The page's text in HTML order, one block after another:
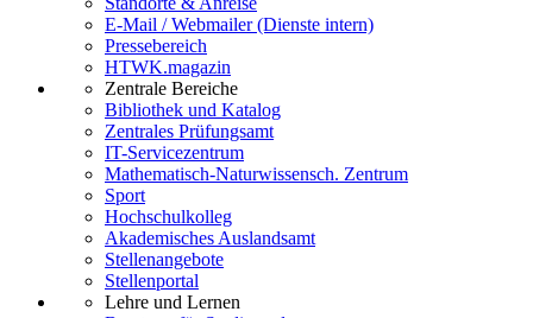
E-Mail / Webmailer (Dienste intern)
Pressebereich
HTWK.magazin
Zentrale Bereiche
Bibliothek und Katalog
Zentrales Prüfungsamt
IT-Servicezentrum
Mathematisch-Naturwissensch. Zentrum
Sport
Hochschulkolleg
Akademisches Auslandsamt
Stellenangebote
Stellenportal
Lehre und Lernen